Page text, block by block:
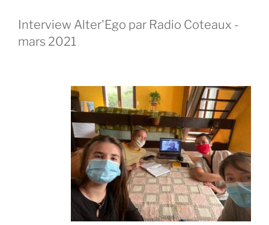
Interview Alter'Ego par Radio Coteaux -
mars 2021